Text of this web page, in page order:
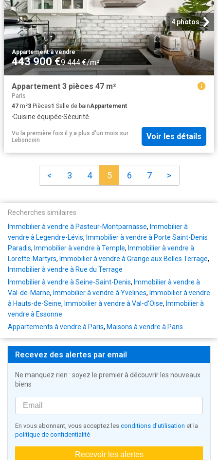
4 photos
Appartement·à vendre
443 900 €9 444 €/m²
Appartement 3 pièces 47 m²
Paris
47 m²3 Pièces1 Salle de bainAppartement
·Cuisine équipée·Sécurité
Vu la première fois il y a plus d'un mois sur
Leboncoin
Voir les détails
< 3 4 5 6 7 >
Recherches similaires
Immobilier à vendre à Pasteur-Montparnasse, Immobilier à
vendre à Legendre-Lévis, Immobilier à vendre à Porte Saint-Denis
Paradis, Immobilier à vendre à Temple, Immobilier à vendre à
Lorette-Martyrs, Immobilier à vendre à Grange aux Belles Terrage,
Immobilier à vendre à Rue du Terrage
Immobilier à vendre à Seine-Saint-Denis, Immobilier à vendre à
Val-de-Marne, Immobilier à vendre à Yvelines, Immobilier à vendre
à Hauts-de-Seine, Immobilier à vendre à Val-d'Oise, Immobilier à
vendre à Essonne
Appartements à vendre à Paris, Maisons à vendre à Paris
Recevez des alertes par email
Ne manquez rien : soyez le premier à découvrir les nouveaux
biens
En vous abonnant, vous acceptez les conditions d'utilisation et la
politique de confidentialité
Recevoir les alertes